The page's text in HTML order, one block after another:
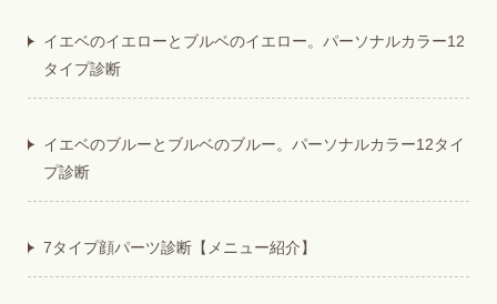
イエベのイエローとブルベのイエロー。パーソナルカラー12
タイプ診断
イエベのブルーとブルベのブルー。パーソナルカラー12タイ
プ診断
7タイプ顔パーツ診断【メニュー紹介】